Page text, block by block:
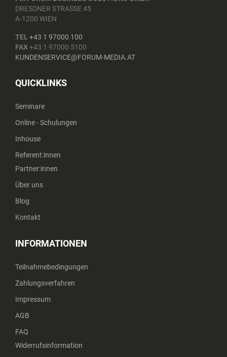
DRESDNER STRASSE 45
A-1200 WIEN
TEL +43 1 97000 100
FAX+43 1 97000 5100
KUNDENSERVICE@FORUM-MEDIA.AT
QUICKLINKS
Seminare
Online - Schulungen
Inhouse
Referent:innen
Partner:innen
Über uns
Blog
Kontakt
INFORMATIONEN
Teilnahmebedingungen
Zahlungsverfahren
Impressum
AGB
FAQ
Widerrufsinformation